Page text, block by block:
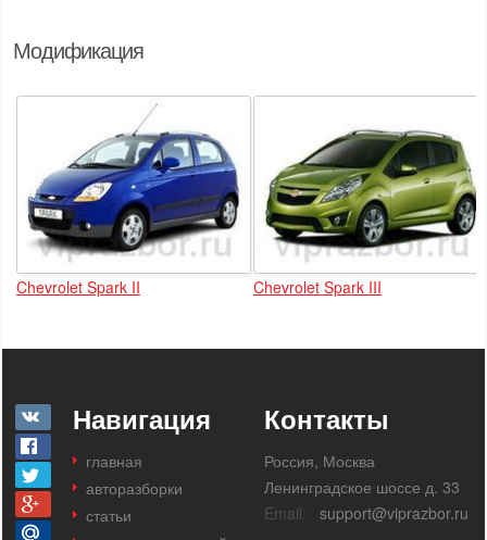
Модификация
Chevrolet Spark II Chevrolet Spark III
Навигация
главная
авторазборки
статьи
Контакты
Россия, Москва
Ленинградское шоссе д. 33
Email:
support@viprazbor.ru